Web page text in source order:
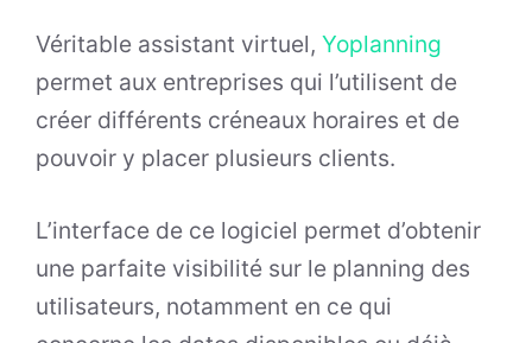
Véritable assistant virtuel, Yoplanning
permet aux entreprises qui l’utilisent de
créer différents créneaux horaires et de
pouvoir y placer plusieurs clients.
L’interface de ce logiciel permet d’obtenir
une parfaite visibilité sur le planning des
utilisateurs, notamment en ce qui